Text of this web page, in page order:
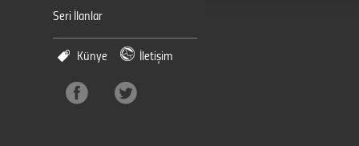
Seri İlanlar
Künye İletişim